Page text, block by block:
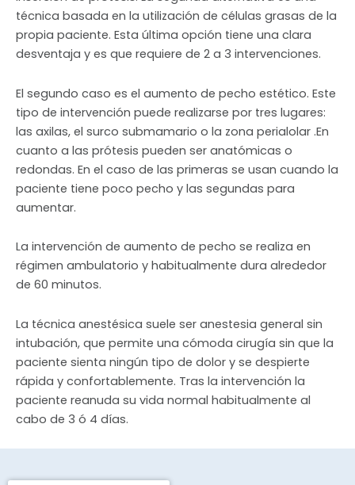
técnica basada en la utilización de células grasas de la
propia paciente. Esta última opción tiene una clara
desventaja y es que requiere de 2 a 3 intervenciones.
El segundo caso es el aumento de pecho estético. Este
tipo de intervención puede realizarse por tres lugares:
las axilas, el surco submamario o la zona perialolar .En
cuanto a las prótesis pueden ser anatómicas o
redondas. En el caso de las primeras se usan cuando la
paciente tiene poco pecho y las segundas para
aumentar.
La intervención de aumento de pecho se realiza en
régimen ambulatorio y habitualmente dura alrededor
de 60 minutos.
La técnica anestésica suele ser anestesia general sin
intubación, que permite una cómoda cirugía sin que la
paciente sienta ningún tipo de dolor y se despierte
rápida y confortablemente. Tras la intervención la
paciente reanuda su vida normal habitualmente al
cabo de 3 ó 4 días.